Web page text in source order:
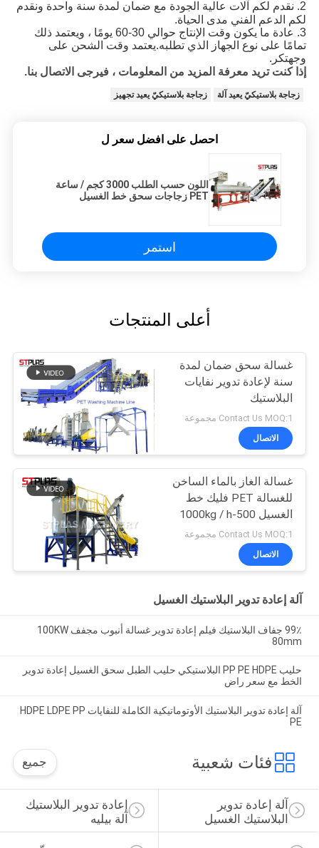
لكم الدعم الفني مدى الحياة.
3.
وجهتكر.
إذا كنت تريد معرفة المزيد من المعلومات ، فيرجى الاتصال بنا.
زجاجة بلاستيكيّ يعيد آلة زجاجة بلاستيكيّ يعيد تجهيز
احصل على افضل سعر ل
اللون حسب الطلب 3000 كجم / ساعة
PET زجاجات سحق خط الغسيل
استمر
أعلى المنتجات
غسالة سحق ضمان لمدة
سنة لإعادة تدوير نفايات
البلاستيك
Contact Us MOQ:1 مجموعة
الاتصال
غسالة الغاز بالماء الساخن
للغسالة PET فليك خط
الغسيل 500-1000kg / h
Contact Us MOQ:1 مجموعة
الاتصال
آلة إعادة تدوير البلاستيك الغسيل
99٪ جفاف البلاستيك فيلم إعادة تدوير غسالة أنبوب مجفف 100KW
80mm
حليب PP PE HDPE البلاستيكي حليب الطبل سحق الغسيل إعادة تدوير
الخط مع سعر راض
آلة إعادة تدوير البلاستيك الأوتوماتيكية الكاملة للنفايات HDPE LDPE PP
PE
فئات شعبية جميع
إعادة تدوير البلاستيك
آلة بيليه
آلة إعادة تدوير
البلاستيك الغسيل